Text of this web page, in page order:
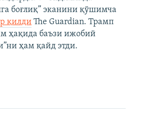
боғлиқ” эканини қўшимча
қилди The Guardian. Трамп
ҳақида баъзи ижобий
ҳам қайд этди.